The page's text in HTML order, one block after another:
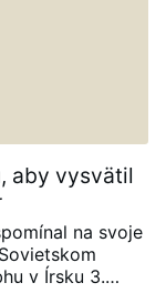
aby vysvätil
na svoje
v Írsku 3.